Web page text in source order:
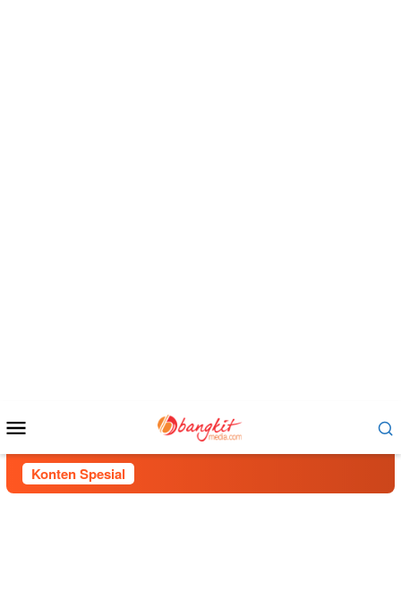
Mobile
Konten Spesial